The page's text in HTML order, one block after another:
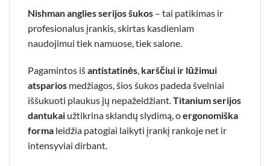
Nishman anglies serijos šukos – tai patikimas ir
profesionalus įrankis, skirtas kasdieniam
naudojimui tiek namuose, tiek salone.
Pagamintos išantistatinės, karščiui ir lūžimui
atsparios medžiagos, šios šukos padeda švelniai
iššukuoti plaukus jų nepažeidžiant.Titanium serijos
dantukai užtikrina sklandų slydimą, oergonomiška
forma leidžia patogiai laikyti įrankį rankoje net ir
intensyviai dirbant.